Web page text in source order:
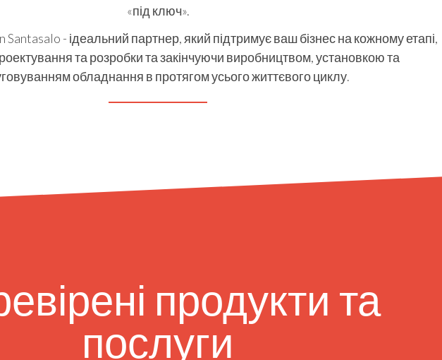
«під ключ».
- ідеальний партнер, який підтримує ваш бізнес на кожному етапі,
та розробки та закінчуючи виробництвом, установкою та
обладнання в протягом усього життєвого циклу.
продукти та
послуги